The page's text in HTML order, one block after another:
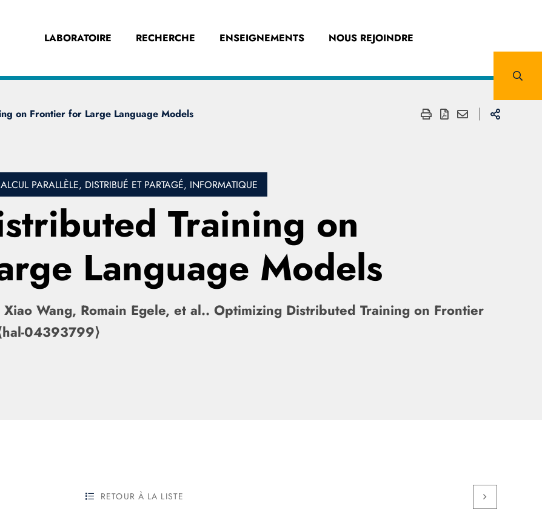
LABORATOIRE RECHERCHE ENSEIGNEMENTS NOUS REJOINDRE
on Frontier for Large Language Models
PARALLÈLE, DISTRIBUÉ ET PARTAGÉ, INFORMATIQUE
Training on
Language Models
Xiao Wang, Romain Egele, et al.. Optimizing Distributed Training on Frontier
04393799⟩
RETOUR À LA LISTE